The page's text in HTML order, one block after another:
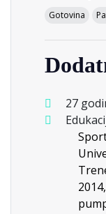
Gotovina
27